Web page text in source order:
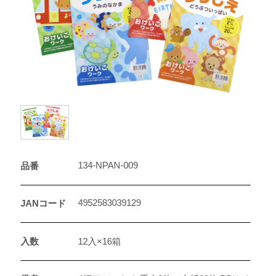
品番 134-NPAN-009
JANコード 4952583039129
入数 12入×16箱